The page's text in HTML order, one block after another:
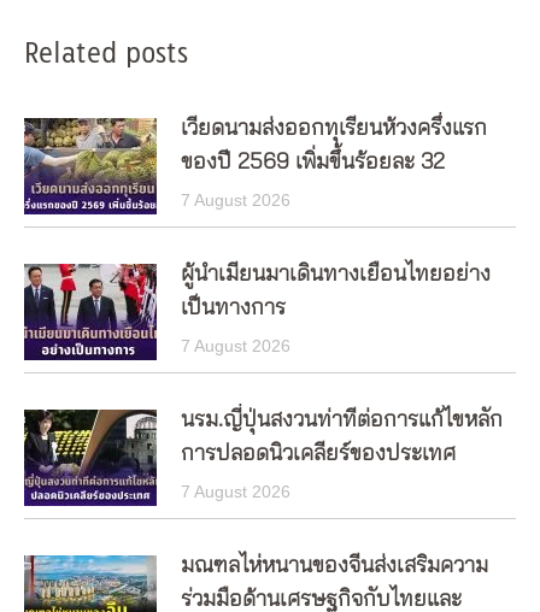
Related posts
เวียดนามส่งออกทุเรียนห้วงครึ่งแรก
ของปี 2569 เพิ่มขึ้นร้อยละ 32
7 August 2026
ผู้นำเมียนมาเดินทางเยือนไทยอย่าง
เป็นทางการ
7 August 2026
นรม.ญี่ปุ่นสงวนท่าทีต่อการแก้ไขหลัก
การปลอดนิวเคลียร์ของประเทศ
7 August 2026
มณฑลไห่หนานของจีนส่งเสริมความ
ร่วมมือด้านเศรษฐกิจกับไทยและ